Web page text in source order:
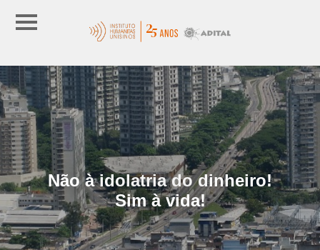
Não à idolatria do dinheiro!
Sim à vida!